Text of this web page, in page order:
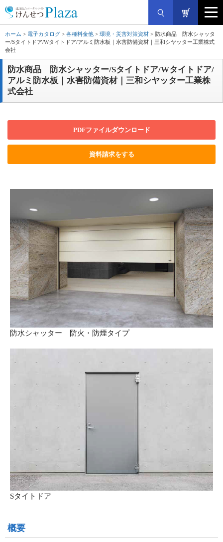
ホーム > 電子カタログ > 各種料金他 > 環境・災害対策資材 > 防水商品 防水シャッタ
ー/Sタイトドア/Wタイトドア/アルミ防水板｜水害防備資材｜三和シヤッター工業株式
会社
防水商品 防水シャッター/Sタイトドア/Wタイトドア/
アルミ防水板｜水害防備資材｜三和シヤッター工業株
式会社
PDFファイルダウンロード
資料請求をする
防水シャッター 防火・防煙タイプ
Sタイトドア
概要